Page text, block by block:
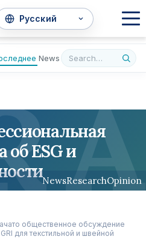
News
об ESG и
NewsResearchOpinion
A
общественное обсуждение
для текстильной и швейной